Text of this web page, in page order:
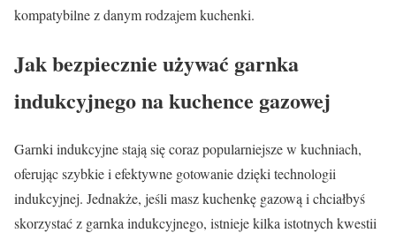
kompatybilne z danym rodzajem kuchenki.
Jak bezpiecznie używać garnka
indukcyjnego na kuchence gazowej
Garnki indukcyjne stają się coraz popularniejsze w kuchniach,
oferując szybkie i efektywne gotowanie dzięki technologii
indukcyjnej. Jednakże, jeśli masz kuchenkę gazową i chciałbyś
skorzystać z garnka indukcyjnego, istnieje kilka istotnych kwestii